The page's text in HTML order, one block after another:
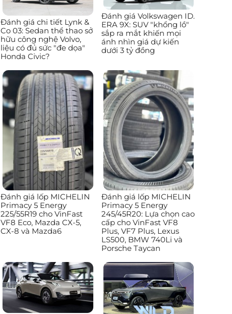
Đánh giá chi tiết Lynk &
Co 03: Sedan thể thao sở
hữu công nghệ Volvo,
liệu có đủ sức "đe dọa"
Honda Civic?
Đánh giá Volkswagen ID.
ERA 9X: SUV "khổng lồ"
sắp ra mắt khiến mọi
ánh nhìn giá dự kiến
dưới 3 tỷ đồng
Đánh giá lốp MICHELIN
Primacy 5 Energy
225/55R19 cho VinFast
VF8 Eco, Mazda CX-5,
CX-8 và Mazda6
Đánh giá lốp MICHELIN
Primacy 5 Energy
245/45R20: Lựa chọn cao
cấp cho VinFast VF8
Plus, VF7 Plus, Lexus
LS500, BMW 740Li và
Porsche Taycan